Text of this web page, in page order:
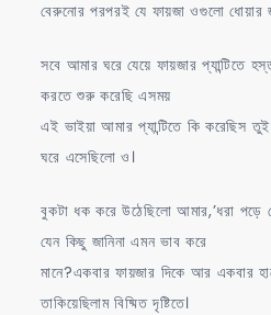
বেরুনোর পরপরই যে ফায়জা ওগুলো ধোয়ার
সবে আমার ঘরে যেয়ে ফায়জার প্যান্টিতে
করতে শুরু করেছি এসময়
এই ভাইয়া আমার প্যান্টিতে কি করেছিস
ঘরে এসেছিলো ও।
বুকটা ধক করে উঠেছিলো আমার,’ধরা পড়ে
যেন কিছু জানিনা এমন ভাব করে
মানে?একবার ফায়জার দিকে আর একবার
তাকিয়েছিলাম বিষ্মিত দৃষ্টিতে।